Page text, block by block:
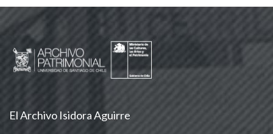
El Archivo Isidora Aguirre